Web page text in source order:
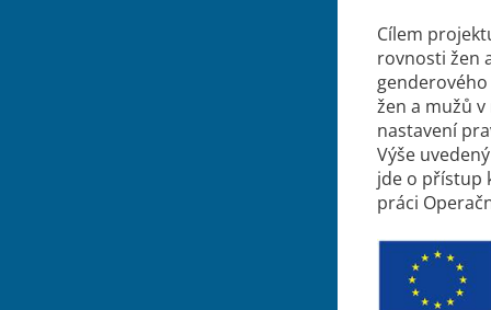
Cílem
rovnosti žen
žen a mužů
nastavení
Výše
jde o přístup
práci